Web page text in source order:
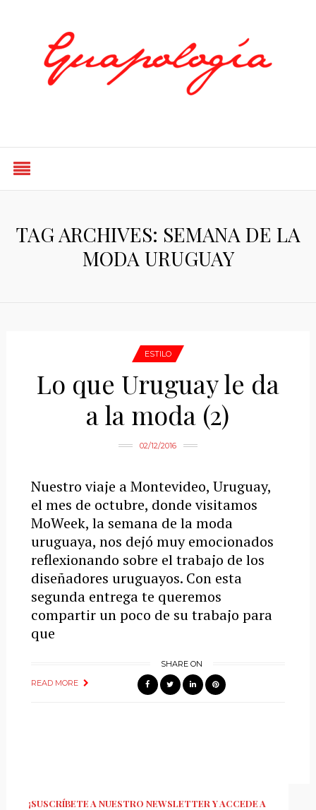
TAG ARCHIVES: SEMANA DE LA
MODA URUGUAY
ESTILO
Lo que Uruguay le da
a la moda (2)
02/12/2016
Nuestro viaje a Montevideo, Uruguay,
el mes de octubre, donde visitamos
MoWeek, la semana de la moda
uruguaya, nos dejó muy emocionados
reflexionando sobre el trabajo de los
diseñadores uruguayos. Con esta
segunda entrega te queremos
compartir un poco de su trabajo para
que
READ MORE
SHARE ON
¡SUSCRÍBETE A NUESTRO NEWSLETTER Y ACCEDE A